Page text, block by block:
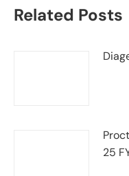
Related Posts
25